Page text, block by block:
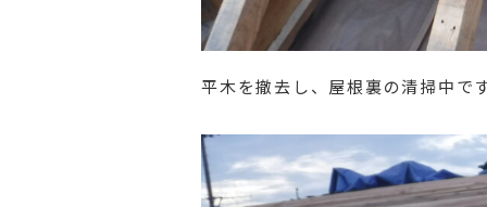
平木を撤去し、屋根裏の清掃中で